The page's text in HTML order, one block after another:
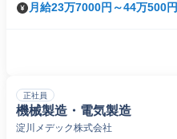
月給23万7000円～44万500円
正社員
機械製造・電気製造
淀川メデック株式会社